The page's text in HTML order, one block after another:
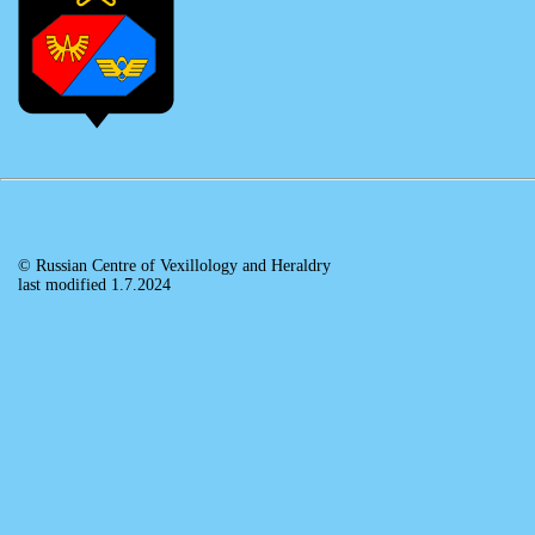
© Russian Centre of Vexillology and Heraldry
last modified 1.7.2024